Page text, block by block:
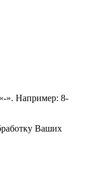
». Например: 8-
Ваших